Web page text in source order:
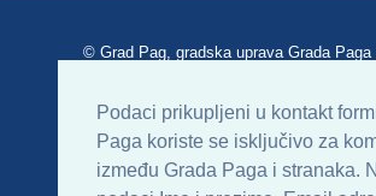
Podaci prikupljeni u kontakt
Paga koriste se isključivo za
između Grada Paga i stranaka.
© Grad Pag, gradska uprava Grada Paga
Uvjeti korištenja Impressum